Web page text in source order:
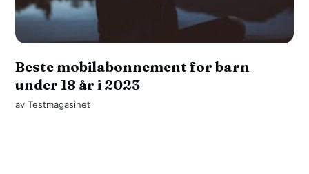
Beste mobilabonnement for barn
under 18 år i 2023
avTestmagasinet